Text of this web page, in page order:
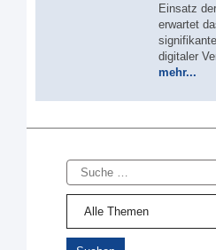
Einsatz
erwartet
digitaler
mehr...
Suche